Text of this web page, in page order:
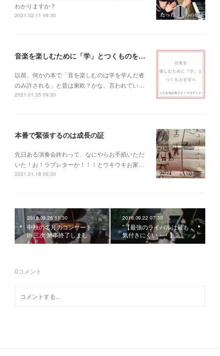
わかりますか？
2021.02.11 09:30
音楽を楽しむために「学」とつくものを学べ！
以前、何かの本で「音を楽しむのは学を学んだ者
のみ許される」と昔は東欧？かな、言われてい…
2021.01.25 09:30
本番で緊張するのは成長の証
先日ある演奏会終わって、なにやらお手紙いただ
いた！お！ラブレターか！！！とウキウキお家…
2021.01.18 09:30
2018.09.26 11:30
中秋の名月のコンサート
in 三次 無事終了しまし
た！
2018.09.22 07:30
”【最強のライバルは最も
気付きにくい・・】”
0コメント